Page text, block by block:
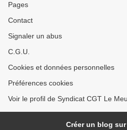
Pages
Contact
Signaler un abus
C.G.U.
Cookies et données personnelles
Préférences cookies
Voir le profil de Syndicat CGT Le
Créer un blog